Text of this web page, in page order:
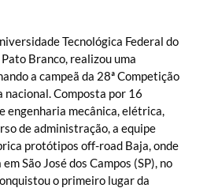
Tecnológica Federal do
Branco, realizou uma
a campeã da 28ª Competição
nacional. Composta por 16
engenharia mecânica, elétrica,
de administração, a equipe
protótipos off-road Baja, onde
São José dos Campos (SP), no
o primeiro lugar da